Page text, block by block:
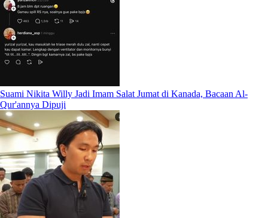
Suami Nikita Willy Jadi Imam Salat Jumat di Kanada, Bacaan Al-
Qur'annya Dipuji